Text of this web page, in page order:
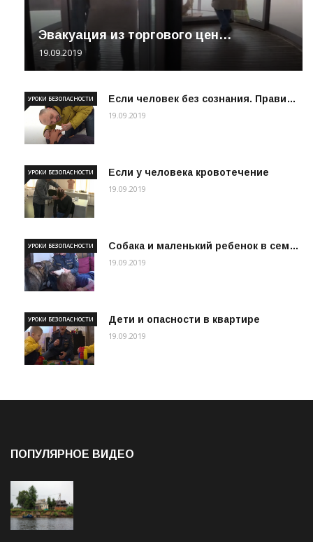
Эвакуация из торгового цен…
19.09.2019
Если человек без сознания. Прави…
УРОКИ БЕЗОПАСНОСТИ
19.09.2019
Если у человека кровотечение
УРОКИ БЕЗОПАСНОСТИ
19.09.2019
Собака и маленький ребенок в сем…
УРОКИ БЕЗОПАСНОСТИ
19.09.2019
Дети и опасности в квартире
УРОКИ БЕЗОПАСНОСТИ
19.09.2019
ПОПУЛЯРНОЕ ВИДЕО